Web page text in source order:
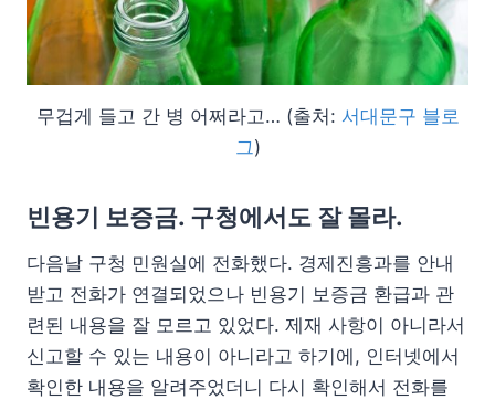
무겁게 들고 간 병 어쩌라고… (출처: 서대문구 블로
그)
빈용기 보증금. 구청에서도 잘 몰라.
다음날 구청 민원실에 전화했다. 경제진흥과를 안내
받고 전화가 연결되었으나 빈용기 보증금 환급과 관
련된 내용을 잘 모르고 있었다. 제재 사항이 아니라서
신고할 수 있는 내용이 아니라고 하기에, 인터넷에서
확인한 내용을 알려주었더니 다시 확인해서 전화를